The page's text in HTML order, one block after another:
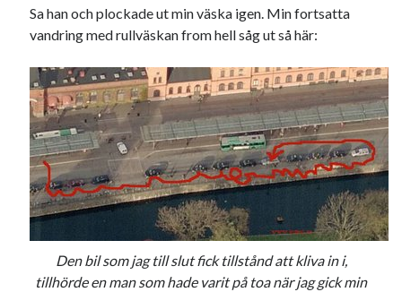
Sa han och plockade ut min väska igen. Min fortsatta
vandring med rullväskan from hell såg ut så här:
Den bil som jag till slut fick tillstånd att kliva in i,
tillhörde en man som hade varit på toa när jag gick min